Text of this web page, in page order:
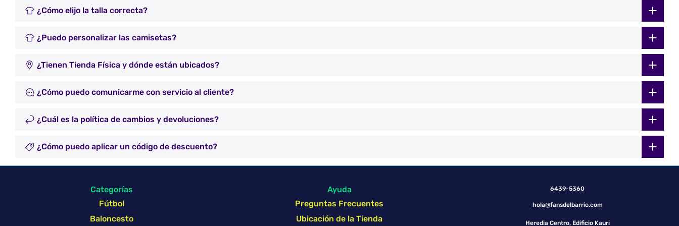
¿Cómo elijo la talla correcta?
¿Puedo personalizar las camisetas?
¿Tienen Tienda Física y dónde están ubicados?
¿Cómo puedo comunicarme con servicio al cliente?
¿Cuál es la política de cambios y devoluciones?
¿Cómo puedo aplicar un código de descuento?
Categorías
Fútbol
Baloncesto
Ayuda
Preguntas Frecuentes
Ubicación de la Tienda
6439-5360
hola@fansdelbarrio.com
Heredia Centro, Edificio Kauri